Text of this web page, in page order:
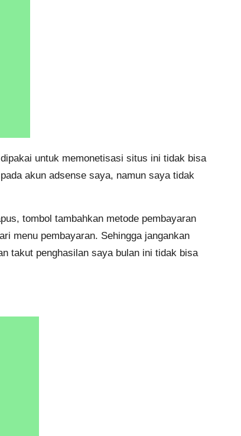
untuk memonetisasi situs ini tidak bisa
akun adsense saya, namun saya tidak
tombol tambahkan metode pembayaran
menu pembayaran. Sehingga jangankan
takut penghasilan saya bulan ini tidak bisa